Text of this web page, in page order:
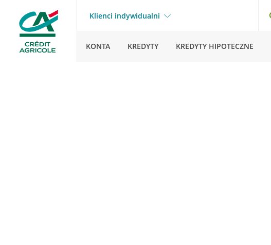
Klienci indywidualni
KONTA KREDYTY KREDYTY HIPOTECZNE